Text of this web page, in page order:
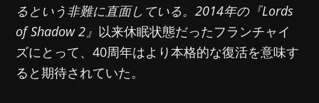
るという非難に直面している。2014年の『Lords
of Shadow 2』 以来休眠状態だったフランチャイ
ズにとって、40周年はより本格的な復活を意味す
ると期待されていた。